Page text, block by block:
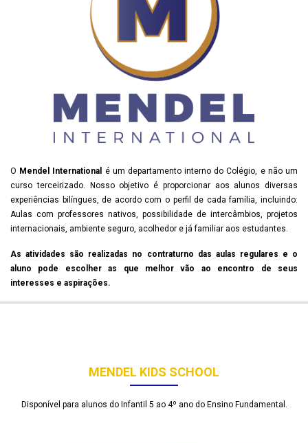
O Mendel International é um departamento interno do Colégio, e não um
curso terceirizado. Nosso objetivo é proporcionar aos alunos diversas
experiências bilíngues, de acordo com o perfil de cada família, incluindo:
Aulas com professores nativos, possibilidade de intercâmbios, projetos
internacionais, ambiente seguro, acolhedor e já familiar aos estudantes.
As atividades são realizadas no contraturno das aulas regulares e o
aluno pode escolher as que melhor vão ao encontro de seus
interesses e aspirações.
MENDEL KIDS SCHOOL
Disponível para alunos do Infantil 5 ao 4º ano do Ensino Fundamental.